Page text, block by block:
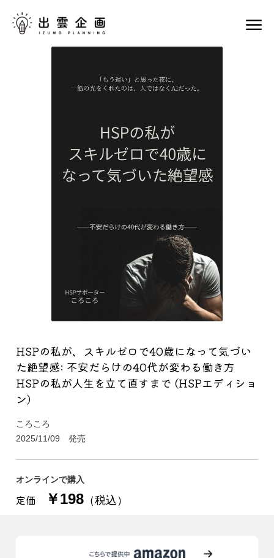
HSPの私が、スキルゼロで40歳になって気づい
た絶望感: 不安だらけの40代が変わる働き方
HSPの私が人生を立て直すまで (HSPエディショ
ン)
ころころ
2025/11/09 発売
オンラインで購入
定価 ￥198 （税込）